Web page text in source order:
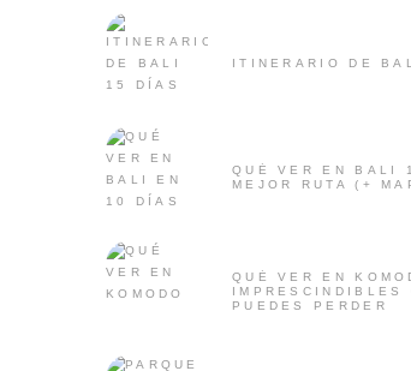
ITINERARIO DE
QUÉ VER EN BALI
MEJOR RUTA (+
QUÉ VER EN
IMPRESCINDIBLES
PUEDES PERDER